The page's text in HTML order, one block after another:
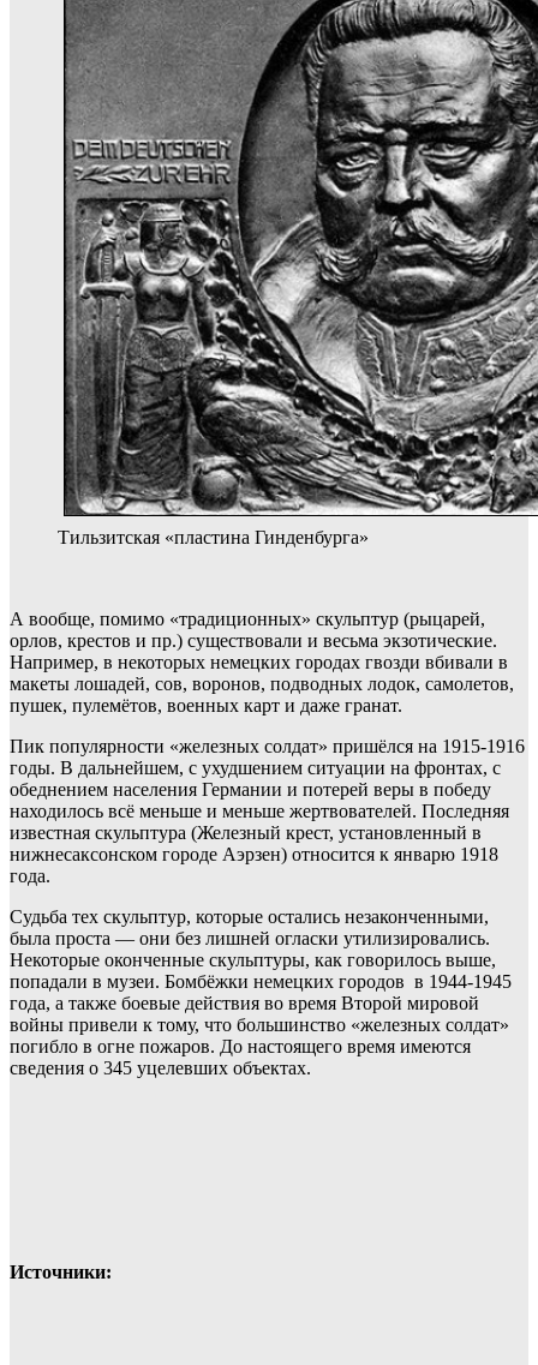
Тильзитская «пластина Гинденбурга»
А вообще, помимо «традиционных» скульптур (рыцарей,
орлов, крестов и пр.) существовали и весьма экзотические.
Например, в некоторых немецких городах гвозди вбивали в
макеты лошадей, сов, воронов, подводных лодок, самолетов,
пушек, пулемётов, военных карт и даже гранат.
Пик популярности «железных солдат» пришёлся на 1915-1916
годы. В дальнейшем, с ухудшением ситуации на фронтах, с
обеднением населения Германии и потерей веры в победу
находилось всё меньше и меньше жертвователей. Последняя
известная скульптура (Железный крест, установленный в
нижнесаксонском городе Аэрзен) относится к январю 1918
года.
Судьба тех скульптур, которые остались незаконченными,
была проста — они без лишней огласки утилизировались.
Некоторые оконченные скульптуры, как говорилось выше,
попадали в музеи. Бомбёжки немецких городов в 1944-1945
года, а также боевые действия во время Второй мировой
войны привели к тому, что большинство «железных солдат»
погибло в огне пожаров. До настоящего время имеются
сведения о 345 уцелевших объектах.
Источники: